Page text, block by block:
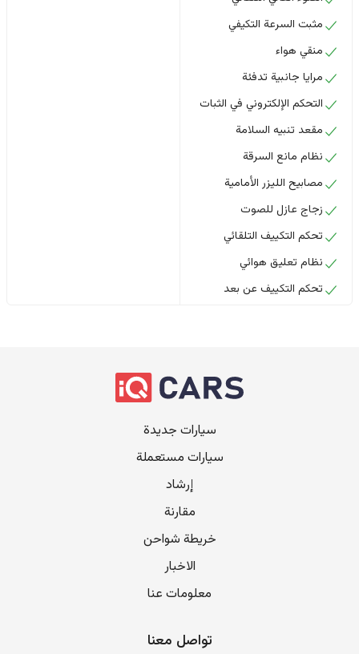
مثبت السرعة التكيفي
منقي هواء
مرايا جانبية تدفئة
التحكم الإلكتروني في الثبات
مقعد تنبيه السلامة
نظام مانع السرقة
مصابيح الليزر الأمامية
زجاج عازل للصوت
تحكم التكييف التلقائي
نظام تعليق هوائي
تحكم التكييف عن بعد
سيارات جديدة
سيارات مستعملة
إرشاد
مقارنة
خريطة شواحن
الاخبار
معلومات عنا
تواصل معنا